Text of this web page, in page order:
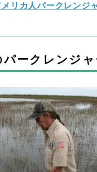
リカ人パークレンジ
ークレンジャ